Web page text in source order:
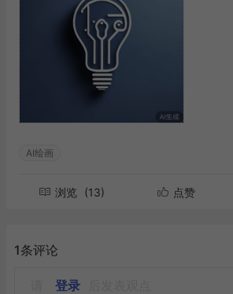
AI绘画
浏览 (13) 点赞
1条评论
登录